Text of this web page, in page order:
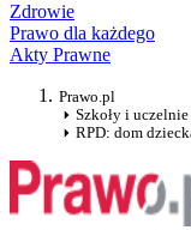
Zdrowie
Prawo dla każdego
Akty Prawne
Prawo.pl
Szkoły i uczelnie
RPD: dom